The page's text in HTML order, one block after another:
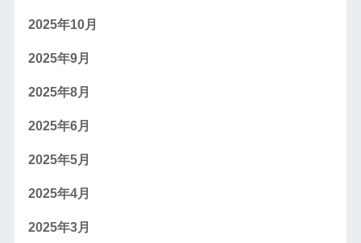
2025年10月
2025年9月
2025年8月
2025年6月
2025年5月
2025年4月
2025年3月